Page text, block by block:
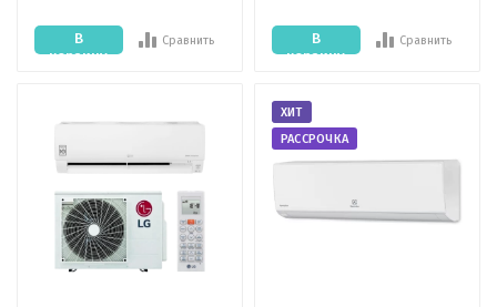
В
корзину
Сравнить
В
корзину
Сравнить
ХИТ
РАССРОЧКА